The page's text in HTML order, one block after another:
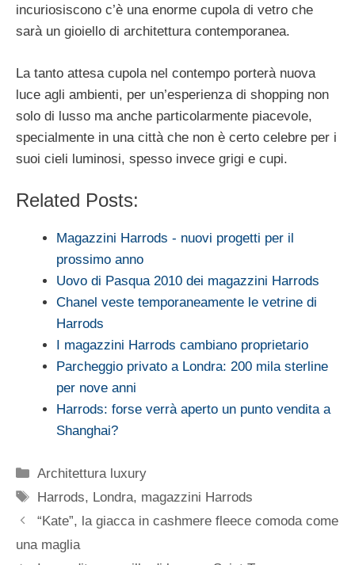
incuriosiscono c’è una enorme cupola di vetro che
sarà un gioiello di architettura contemporanea.
La tanto attesa cupola nel contempo porterà nuova
luce agli ambienti, per un’esperienza di shopping non
solo di lusso ma anche particolarmente piacevole,
specialmente in una città che non è certo celebre per i
suoi cieli luminosi, spesso invece grigi e cupi.
Related Posts:
Magazzini Harrods - nuovi progetti per il
prossimo anno
Uovo di Pasqua 2010 dei magazzini Harrods
Chanel veste temporaneamente le vetrine di
Harrods
I magazzini Harrods cambiano proprietario
Parcheggio privato a Londra: 200 mila sterline
per nove anni
Harrods: forse verrà aperto un punto vendita a
Shanghai?
Categorie
Architettura luxury
Tag
Harrods, Londra, magazzini Harrods
“Kate”, la giacca in cashmere fleece comoda come
una maglia